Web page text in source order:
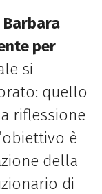
per
si
quello
riflessione
è
della
di